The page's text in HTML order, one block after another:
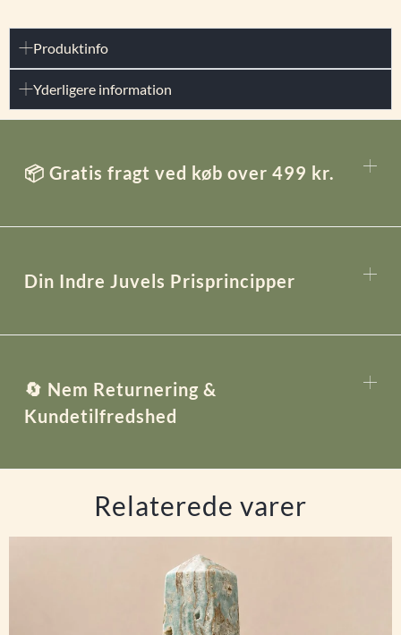
Produktinfo
Yderligere information
📦 Gratis fragt ved køb over 499 kr.
Din Indre Juvels Prisprincipper
🔄 Nem Returnering &
Kundetilfredshed
Relaterede varer